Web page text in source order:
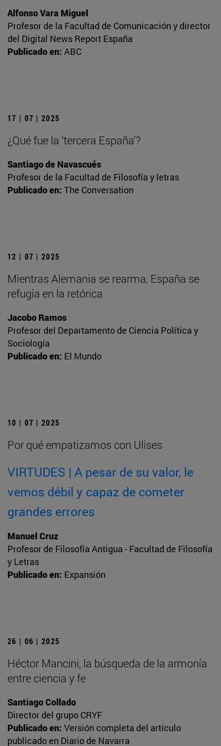
Alfonso Vara Miguel
Profesor de la Facultad de Comunicación y director
del Digital News Report España
Publicado en: ABC
17 | 07 | 2025
¿Qué fue la ‘tercera España’?
Santiago de Navascués
Profesor de la Facultad de Filosofía y letras
Publicado en: The Conversation
12 | 07 | 2025
Mientras Alemania se rearma, España se
refugia en la retórica
Jacobo Ramos
Profesor del Departamento de Ciencia Política y
Sociología
Publicado en: El Mundo
10 | 07 | 2025
Por qué empatizamos con Ulises
VIRTUDES | A pesar de su valor, le
vemos débil y capaz de cometer
grandes errores
Manuel Cruz
Profesor de Filosofía Antigua - Facultad de Filosofía
y Letras
Publicado en: Expansión
26 | 06 | 2025
Héctor Mancini, la búsqueda de la armonía
entre ciencia y fe
Santiago Collado
Director del grupo CRYF
Publicado en: Versión completa del artículo
publicado en Diario de Navarra